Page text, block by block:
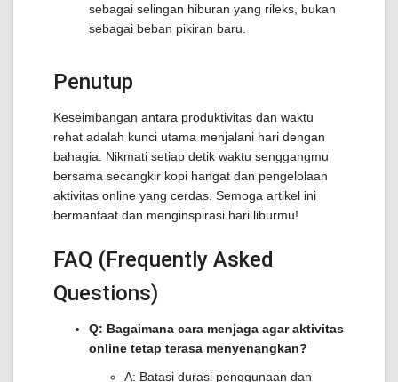
sebagai selingan hiburan yang rileks, bukan
sebagai beban pikiran baru.
Penutup
Keseimbangan antara produktivitas dan waktu
rehat adalah kunci utama menjalani hari dengan
bahagia. Nikmati setiap detik waktu senggangmu
bersama secangkir kopi hangat dan pengelolaan
aktivitas online yang cerdas. Semoga artikel ini
bermanfaat dan menginspirasi hari liburmu!
FAQ (Frequently Asked
Questions)
Q: Bagaimana cara menjaga agar aktivitas
online tetap terasa menyenangkan?
A: Batasi durasi penggunaan dan